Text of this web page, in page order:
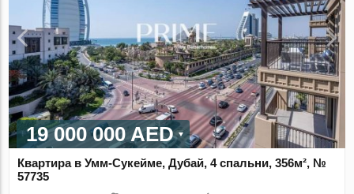
19 000 000 AED
Квартира в Умм-Сукейме, Дубай, 4 спальни, 356м², №
57735